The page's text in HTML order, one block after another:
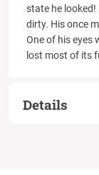
state he
dirty. His once
One of his eyes
lost most of its
Details